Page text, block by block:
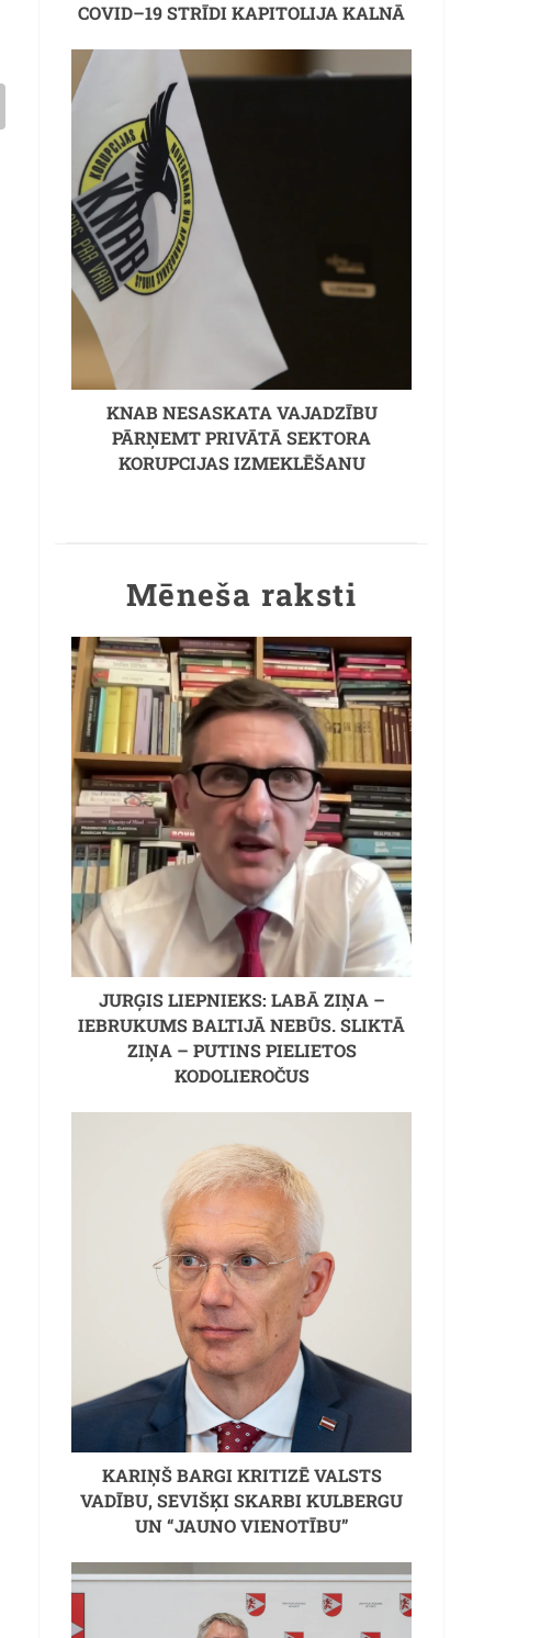
COVID–19 STRĪDI KAPITOLIJA KALNĀ
KNAB NESASKATA VAJADZĪBU
PĀRŅEMT PRIVĀTĀ SEKTORA
KORUPCIJAS IZMEKLĒŠANU
Mēneša raksti
JURĢIS LIEPNIEKS: LABĀ ZIŅA –
IEBRUKUMS BALTIJĀ NEBŪS. SLIKTĀ
ZIŅA – PUTINS PIELIETOS
KODOLIEROČUS
KARIŅŠ BARGI KRITIZĒ VALSTS
VADĪBU, SEVIŠĶI SKARBI KULBERGU
UN “JAUNO VIENOTĪBU”